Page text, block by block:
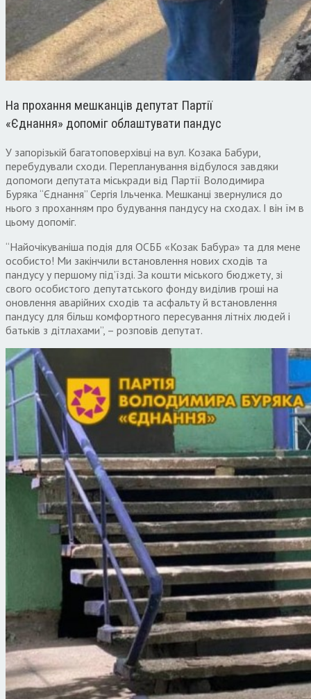
На прохання мешканців депутат Партії
«Єднання» допоміг облаштувати пандус
У запорізькій багатоповерхівці на вул. Козака Бабури,
перебудували сходи. Перепланування відбулося завдяки
допомоги депутата міськради від Партії Володимира
Буряка “Єднання” Сергія Ільченка. Мешканці звернулися до
нього з проханням про будування пандусу на сходах. І він їм в
цьому допоміг.
“Найочікуваніша подія для ОСББ «Козак Бабура» та для мене
особисто! Ми закінчили встановлення нових сходів та
пандусу у першому під’їзді. За кошти міського бюджету, зі
свого особистого депутатського фонду виділив гроші на
оновлення аварійних сходів та асфальту й встановлення
пандусу для більш комфортного пересування літніх людей і
батьків з дітлахами”, – розповів депутат.